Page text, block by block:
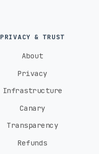
PRIVACY & TRUST
About
Privacy
Infrastructure
Canary
Transparency
Refunds